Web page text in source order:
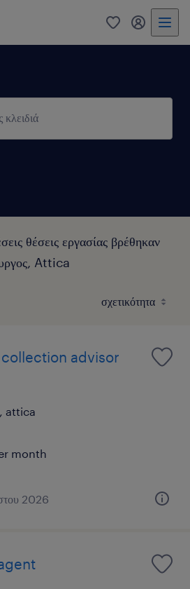
0 my
θέσεις εργασίας βρέθηκαν
Attica
advisor
attica
month
2026